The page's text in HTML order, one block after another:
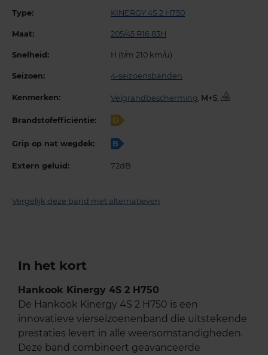
Type: KINERGY 4S 2 H750
Maat: 205/45 R16 83H
Snelheid: H (t/m 210 km/u)
Seizoen: 4-seizoensbanden
Kenmerken: Velgrandbescherming ,
Brandstofefficiëntie: D
Grip op nat wegdek: B
Extern geluid: 72dB
Vergelijk deze band met alternatieven
In het kort
Hankook Kinergy 4S 2 H750
De Hankook Kinergy 4S 2 H750 is een
innovatieve vierseizoenenband die uitstekende
prestaties levert in alle weersomstandigheden.
Deze band combineert geavanceerde